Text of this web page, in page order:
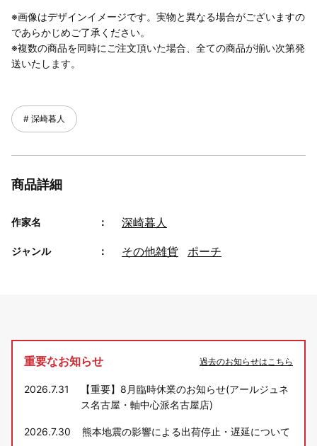
※画像はデザインイメージです。実物と異なる場合がございますの
であらかじめご了承ください。
※複数の商品を同時にご注文頂いた場合、全ての商品が揃い次第発
送いたします。
深崎暮人
商品詳細
作家名 深崎暮人
ジャンル その他雑貨 ポーチ
重要なお知らせ 過去のお知らせはこちら
2026.7.31
【重要】8月臨時休業のお知らせ(アールジュネ
ス名古屋・軸中心派名古屋店)
2026.7.30 熊本地震の影響による出荷停止・遅延について